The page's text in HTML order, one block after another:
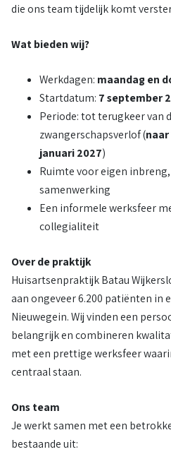
die ons team tijdelijk komt
Wat bieden wij?
Werkdagen: maandag en
Startdatum: 7 september
Periode: tot terugkeer van
zwangerschapsverlof (
januari 2027)
Ruimte voor eigen
samenwerking
Een informele werksfeer
collegialiteit
Over de praktijk
Huisartsenpraktijk Batau
aan ongeveer 6.200 patiënten in
Nieuwegein. Wij vinden een
belangrijk en combineren
met een prettige werksfeer
centraal staan.
Ons team
Je werkt samen met een
bestaande uit: